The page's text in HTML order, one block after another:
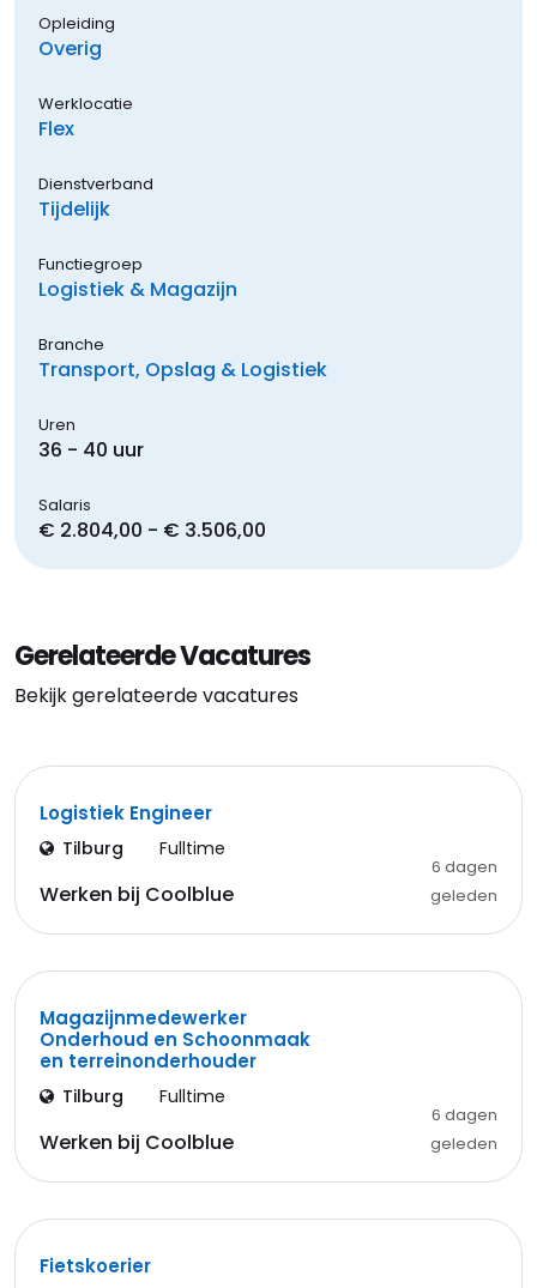
Opleiding
Overig
Werklocatie
Flex
Dienstverband
Tijdelijk
Functiegroep
Logistiek & Magazijn
Branche
Transport, Opslag & Logistiek
Uren
36 - 40 uur
Salaris
€ 2.804,00 - € 3.506,00
Gerelateerde Vacatures
Bekijk gerelateerde vacatures
Logistiek Engineer
Tilburg Fulltime
Werken bij Coolblue
6 dagen
geleden
Magazijnmedewerker
Onderhoud en Schoonmaak
en terreinonderhouder
Tilburg Fulltime
Werken bij Coolblue
6 dagen
geleden
Fietskoerier